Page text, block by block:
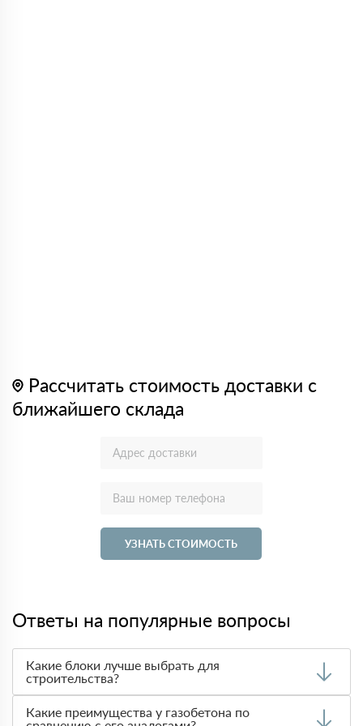
Рассчитать стоимость доставки с
ближайшего склада
УЗНАТЬ СТОИМОСТЬ
Ответы на популярные вопросы
Какие блоки лучше выбрать для
строительства?
теплоизоляции, прочности и стоимости. Чаще всего при
Какие преимущества у газобетона по